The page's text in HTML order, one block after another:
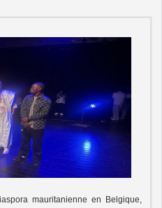
mauritanienne en Belgique,